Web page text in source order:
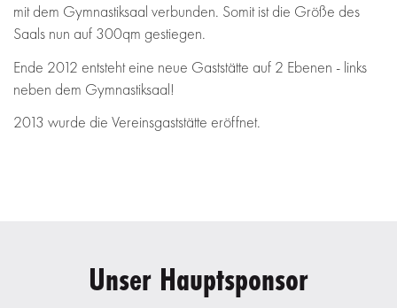
mit dem Gymnastiksaal verbunden. Somit ist die Größe des
Saals nun auf 300qm gestiegen.
Ende 2012 entsteht eine neue Gaststätte auf 2 Ebenen - links
neben dem Gymnastiksaal!
2013 wurde die Vereinsgaststätte eröffnet.
Unser Hauptsponsor